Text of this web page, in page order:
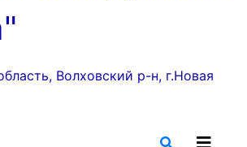
Волховский р-н, г.Новая